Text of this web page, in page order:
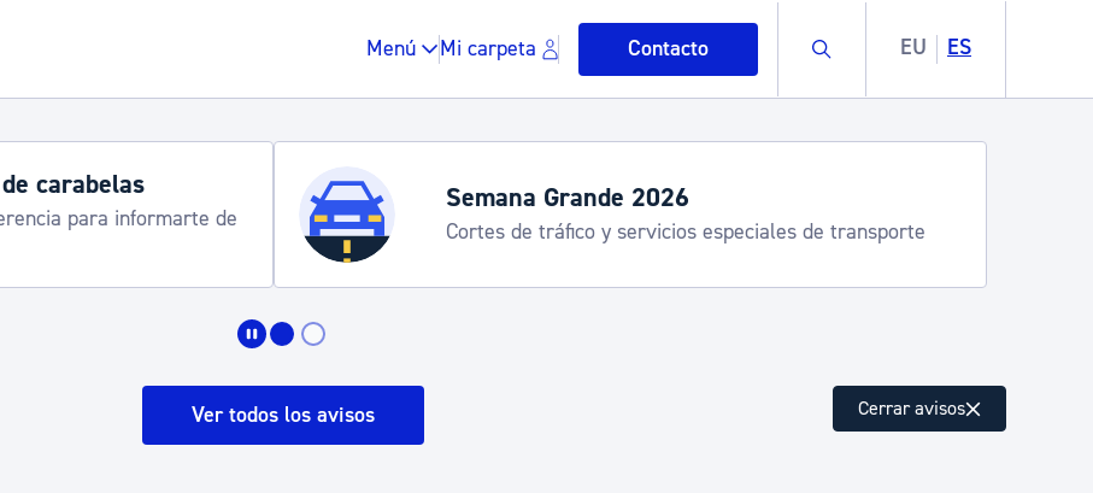
Menú Mi carpeta Contacto Buscar EU ES
Espacio público, residuos y medioambiente
Semana Grande 2026
Cortes de tráfico y servicios especiales de transporte 8-15 agosto
Ver todos los avisos Cerrar avisos